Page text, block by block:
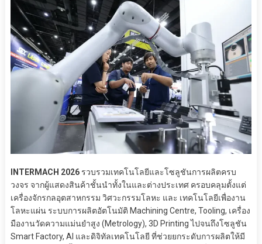
INTERMACH 2026รวบรวมเทคโนโลยีและโซลูชันการผลิตครบ
วงจร จากผู้แสดงสินค้าชั้นนำทั้งในและต่างประเทศ ครอบคลุมตั้งแต่
เครื่องจักรกลอุตสาหกรรม วิศวะกรรมโลหะ และ เทคโนโลยีเพื่องาน
โลหะแผ่น ระบบการผลิตอัตโนมัติ Machining Centre, Tooling, เครื่อง
มืองานวัดความแม่นยำสูง (Metrology), 3D Printing ไปจนถึงโซลูชัน
Smart Factory, AI และดิจิทัลเทคโนโลยี ที่ช่วยยกระดับการผลิตให้มี